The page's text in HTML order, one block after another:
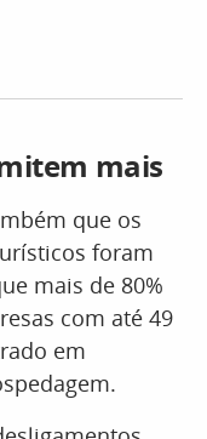
mais
que os
foram
mais de 80%
com até 49
em